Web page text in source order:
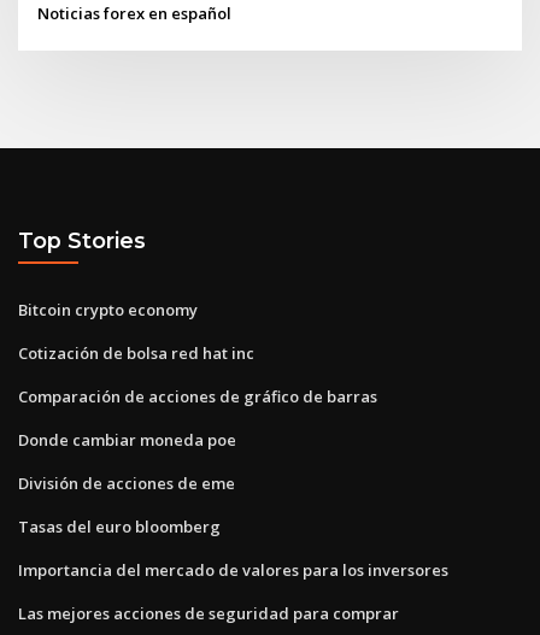
Noticias forex en español
Top Stories
Bitcoin crypto economy
Cotización de bolsa red hat inc
Comparación de acciones de gráfico de barras
Donde cambiar moneda poe
División de acciones de eme
Tasas del euro bloomberg
Importancia del mercado de valores para los inversores
Las mejores acciones de seguridad para comprar